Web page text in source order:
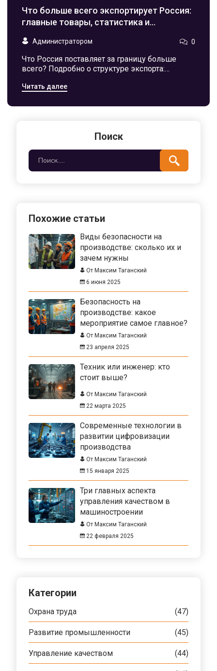
Что больше всего экспортирует Россия:
главные товары, статистика и
Администратором 0
Что Россия поставляет за границу больше
всего? Подробно о структуре экспорта:
вооружение. Неожиданные детали и
Читать далее
Поиск
Похожие статьи
Виды безопасности на
производстве: сколько их и
зачем нужны
От Максим Таганский
6 июня 2025
Безопасность на
производстве: какое
мероприятие самое главное?
От Максим Таганский
23 апреля 2025
Техник или инженер: кто
стоит выше?
От Максим Таганский
22 марта 2025
Современные технологии в
развитии цифровизации
производства
От Максим Таганский
15 января 2025
Три главных аспекта
управления качеством в
машиностроении
От Максим Таганский
22 февраля 2025
Категории
Охрана труда (47)
Развитие промышленности (45)
Управление качеством (44)